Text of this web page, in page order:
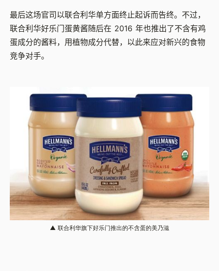
最后这场官司以联合利华单方面终止起诉而告终。不过，
联合利华好乐门蛋黄酱随后在 2016 年也推出了不含有鸡
蛋成分的酱料，用植物成分代替，以此来应对新兴的食物
竞争对手。
▲ 联合利华旗下好乐门推出的不含蛋的美乃滋